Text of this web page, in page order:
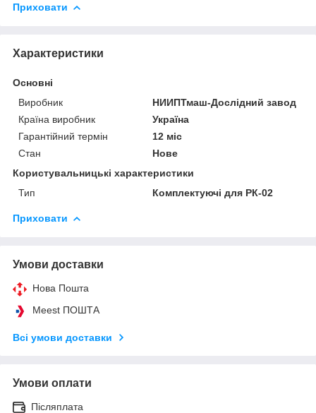
Приховати
Характеристики
Основні
Виробник
НИИПТмаш-Дослідний завод
Країна виробник
Україна
Гарантійний термін
12 міс
Стан
Нове
Користувальницькі характеристики
Тип
Комплектуючі для РК-02
Приховати
Умови доставки
Нова Пошта
Meest ПОШТА
Всі умови доставки
Умови оплати
Післяплата